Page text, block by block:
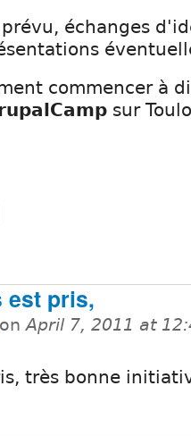
échanges
commencer à
sur
est pris,
onApril 7, 2011 at
très bonne